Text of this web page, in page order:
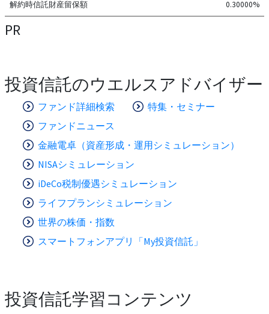
解約時信託財産留保額 0.30000%
PR
投資信託のウエルスアドバイザー
ファンド詳細検索
特集・セミナー
ファンドニュース
金融電卓（資産形成・運用シミュレーション）
NISAシミュレーション
iDeCo税制優遇シミュレーション
ライフプランシミュレーション
世界の株価・指数
スマートフォンアプリ「My投資信託」
投資信託学習コンテンツ